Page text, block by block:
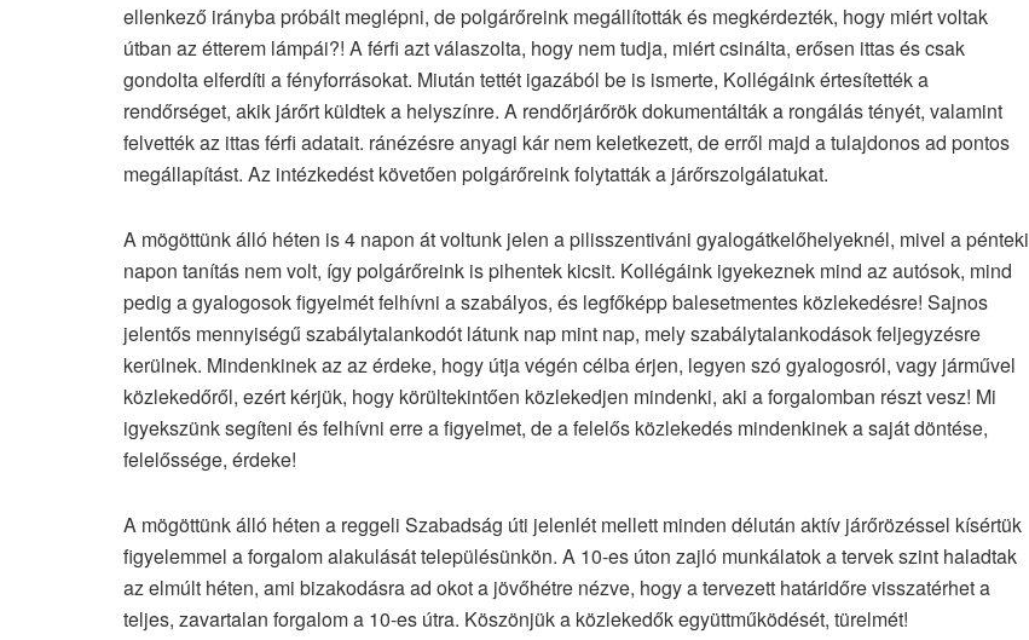
ellenkező irányba próbált meglépni, de polgárőreink megállították és megkérdezték, hogy miért voltak
útban az étterem lámpái?! A férfi azt válaszolta, hogy nem tudja, miért csinálta, erősen ittas és csak
gondolta elferdíti a fényforrásokat. Miután tettét igazából be is ismerte, Kollégáink értesítették a
rendőrséget, akik járőrt küldtek a helyszínre. A rendőrjárőrök dokumentálták a rongálás tényét, valamint
felvették az ittas férfi adatait. ránézésre anyagi kár nem keletkezett, de erről majd a tulajdonos ad pontos
megállapítást. Az intézkedést követően polgárőreink folytatták a járőrszolgálatukat.
A mögöttünk álló héten is 4 napon át voltunk jelen a pilisszentiváni gyalogátkelőhelyeknél, mivel a pénteki
napon tanítás nem volt, így polgárőreink is pihentek kicsit. Kollégáink igyekeznek mind az autósok, mind
pedig a gyalogosok figyelmét felhívni a szabályos, és legfőképp balesetmentes közlekedésre! Sajnos
jelentős mennyiségű szabálytalankodót látunk nap mint nap, mely szabálytalankodások feljegyzésre
kerülnek. Mindenkinek az az érdeke, hogy útja végén célba érjen, legyen szó gyalogosról, vagy járművel
közlekedőről, ezért kérjük, hogy körültekintően közlekedjen mindenki, aki a forgalomban részt vesz! Mi
igyekszünk segíteni és felhívni erre a figyelmet, de a felelős közlekedés mindenkinek a saját döntése,
felelőssége, érdeke!
A mögöttünk álló héten a reggeli Szabadság úti jelenlét mellett minden délután aktív járőrözéssel kísértük
figyelemmel a forgalom alakulását településünkön. A 10-es úton zajló munkálatok a tervek szint haladtak
az elmúlt héten, ami bizakodásra ad okot a jövőhétre nézve, hogy a tervezett határidőre visszatérhet a
teljes, zavartalan forgalom a 10-es útra. Köszönjük a közlekedők együttműködését, türelmét!